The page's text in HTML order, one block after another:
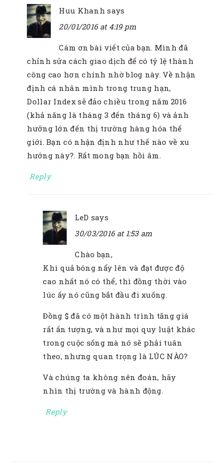
Huu Khanh says
20/01/2016 at 4:19 pm
Cám ơn bài viết của bạn. Mình đã
chỉnh sửa cách giao dịch để có tỷ lệ thành
công cao hơn chính nhờ blog này. Về nhận
định cá nhân mình trong trung hạn,
Dollar Index sẽ đảo chiều trong năm 2016
(khả năng là tháng 3 đến tháng 6) và ảnh
hưởng lớn đến thị trường hàng hóa thế
giới. Bạn có nhận định như thế nào về xu
hướng này?. Rất mong bạn hồi âm.
Reply
LeD says
30/03/2016 at 1:53 am
Chào bạn,
Khi quả bóng nẩy lên và đạt được độ
cao nhất nó có thể, thì đồng thời vào
lúc ấy nó cũng bắt đầu đi xuống.
Đồng $ đã có một hành trình tăng giá
rất ấn tượng, và như mọi quy luật khác
trong cuộc sống mà nó sẽ phải tuân
theo, nhưng quan trọng là LÚC NÀO?
Và chúng ta không nên đoán, hãy
nhìn thị trường và hành động.
Reply